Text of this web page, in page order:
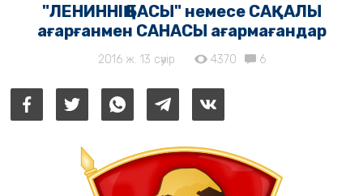
"ЛЕНИННІҢ БАСЫ" немесе САҚАЛЫ
ағарғанмен САНАСЫ ағармағандар
2016 ж. 13 сәуір 4370 6